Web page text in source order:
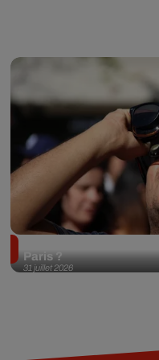
31 juillet 2026
Paris ?